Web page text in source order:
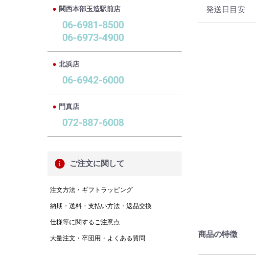
関西本部玉造駅前店
06-6981-8500
06-6973-4900
北浜店
06-6942-6000
門真店
072-887-6008
ご注文に関して
注文方法・ギフトラッピング
納期・送料・支払い方法・返品交換
仕様等に関するご注意点
大量注文・卒団用・よくある質問
発送日目安
商品の特徴